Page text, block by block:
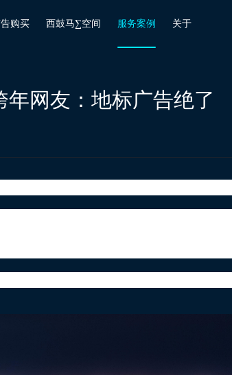
购买 西鼓马∑空间 服务案例 关于
网友：地标广告绝了